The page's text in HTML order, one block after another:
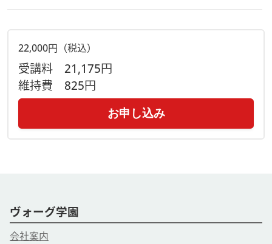
22,000円（税込）
受講料 21,175円
維持費 825円
お申し込み
ヴォーグ学園
会社案内